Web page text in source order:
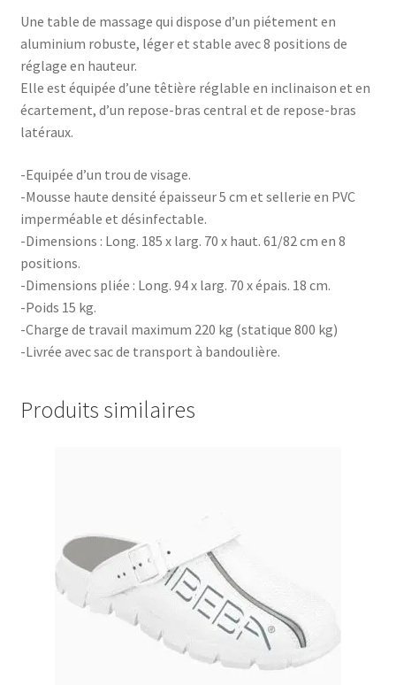
Une table de massage qui dispose d’un piétement en
aluminium robuste, léger et stable avec 8 positions de
réglage en hauteur.
Elle est équipée d’une têtière réglable en inclinaison et en
écartement, d’un repose-bras central et de repose-bras
latéraux.
-Equipée d’un trou de visage.
-Mousse haute densité épaisseur 5 cm et sellerie en PVC
imperméable et désinfectable.
-Dimensions : Long. 185 x larg. 70 x haut. 61/82 cm en 8
positions.
-Dimensions pliée : Long. 94 x larg. 70 x épais. 18 cm.
-Poids 15 kg.
-Charge de travail maximum 220 kg (statique 800 kg)
-Livrée avec sac de transport à bandoulière.
Produits similaires